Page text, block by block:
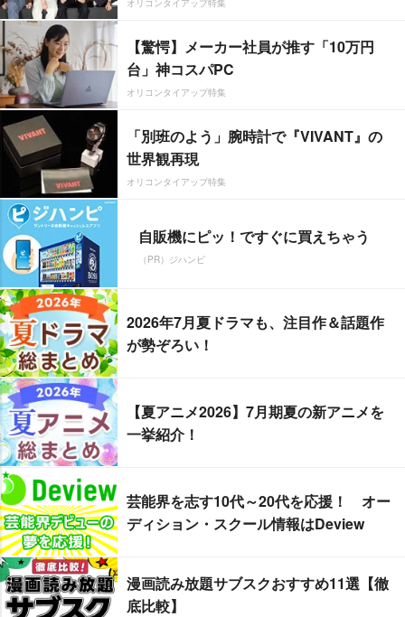
【驚愕】メーカー社員が推す「10万円
台」神コスパPC
オリコンタイアップ特集
「別班のよう」腕時計で『VIVANT』の
世界観再現
オリコンタイアップ特集
自販機にピッ！ですぐに買えちゃう
（PR）ジハンピ
2026年7月夏ドラマも、注目作＆話題作
が勢ぞろい！
【夏アニメ2026】7月期夏の新アニメを
一挙紹介！
芸能界を志す10代～20代を応援！ オー
ディション・スクール情報はDeview
漫画読み放題サブスクおすすめ11選【徹
底比較】